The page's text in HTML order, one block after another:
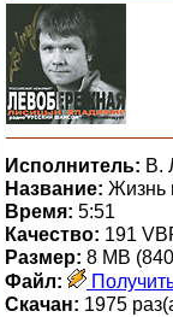
Исполнитель: В.
Название: Жизнь
Время: 5:51
Качество: 191
Размер: 8 MB
Файл:
Скачан: 1975